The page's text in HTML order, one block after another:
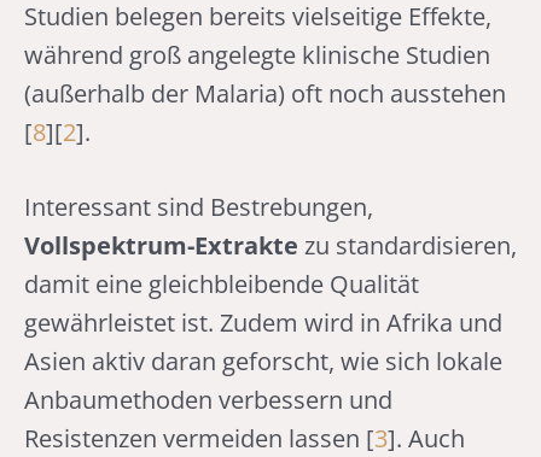
Studien belegen bereits vielseitige Effekte,
während groß angelegte klinische Studien
(außerhalb der Malaria) oft noch ausstehen
[8][2].
Interessant sind Bestrebungen,
Vollspektrum-Extrakte zu standardisieren,
damit eine gleichbleibende Qualität
gewährleistet ist. Zudem wird in Afrika und
Asien aktiv daran geforscht, wie sich lokale
Anbaumethoden verbessern und
Resistenzen vermeiden lassen [3]. Auch